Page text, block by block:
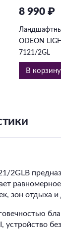
8 990 ₽
ODEON
7121/2GL
В корзину
2GLB
зон отдыха
устройство